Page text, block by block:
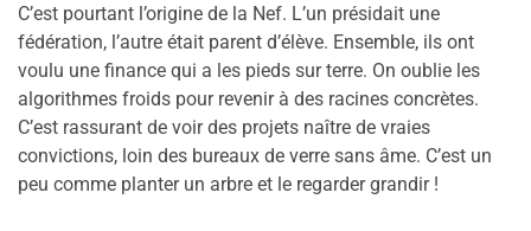
C’est pourtant l’origine de la Nef. L’un présidait une
fédération, l’autre était parent d’élève. Ensemble, ils ont
voulu une finance qui a les pieds sur terre. On oublie les
algorithmes froids pour revenir à des racines concrètes.
C’est rassurant de voir des projets naître de vraies
convictions, loin des bureaux de verre sans âme. C’est un
peu comme planter un arbre et le regarder grandir !